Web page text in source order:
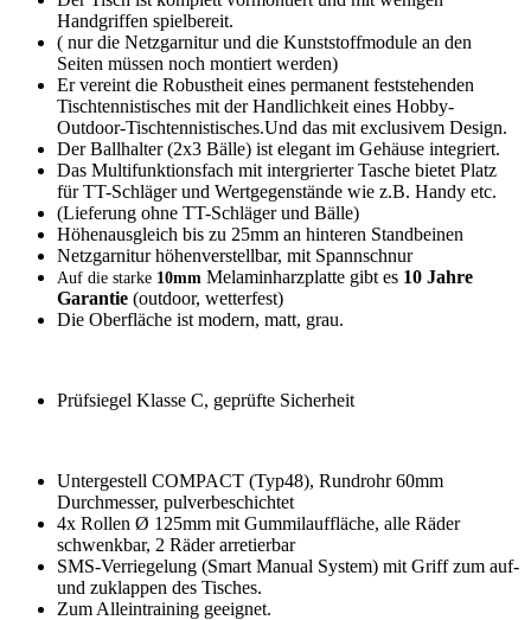
Handgriffen spielbereit.
( nur die Netzgarnitur und die Kunststoffmodule an den
Seiten müssen noch montiert werden)
Er vereint die Robustheit eines permanent feststehenden
Tischtennistisches mit der Handlichkeit eines Hobby-
Outdoor-Tischtennistisches.Und das mit exclusivem Design.
Der Ballhalter (2x3 Bälle) ist elegant im Gehäuse integriert.
Das Multifunktionsfach mit intergrierter Tasche bietet Platz
für TT-Schläger und Wertgegenstände wie z.B. Handy etc.
(Lieferung ohne TT-Schläger und Bälle)
Höhenausgleich bis zu 25mm an hinteren Standbeinen
Netzgarnitur höhenverstellbar, mit Spannschnur
Auf die starke 10mm Melaminharzplatte gibt es 10 Jahre
Garantie (outdoor, wetterfest)
Die Oberfläche ist modern, matt, grau.
Prüfsiegel Klasse C, geprüfte Sicherheit
Untergestell COMPACT (Typ48), Rundrohr 60mm
Durchmesser, pulverbeschichtet
4x Rollen Ø 125mm mit Gummilauffläche, alle Räder
schwenkbar, 2 Räder arretierbar
SMS-Verriegelung (Smart Manual System) mit Griff zum auf-
und zuklappen des Tisches.
Zum Alleintraining geeignet.